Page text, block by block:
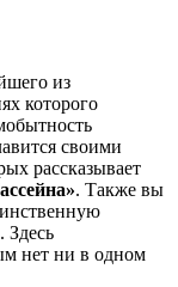
из
которого
своими
рассказывает
. Также вы
. Здесь
нет ни в одном